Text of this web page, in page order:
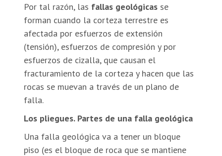
Por tal razón, las fallas geológicas se
forman cuando la corteza terrestre es
afectada por esfuerzos de extensión
(tensión), esfuerzos de compresión y por
esfuerzos de cizalla, que causan el
fracturamiento de la corteza y hacen que las
rocas se muevan a través de un plano de
falla.
Los pliegues. Partes de una falla geológica
Una falla geológica va a tener un bloque
piso (es el bloque de roca que se mantiene